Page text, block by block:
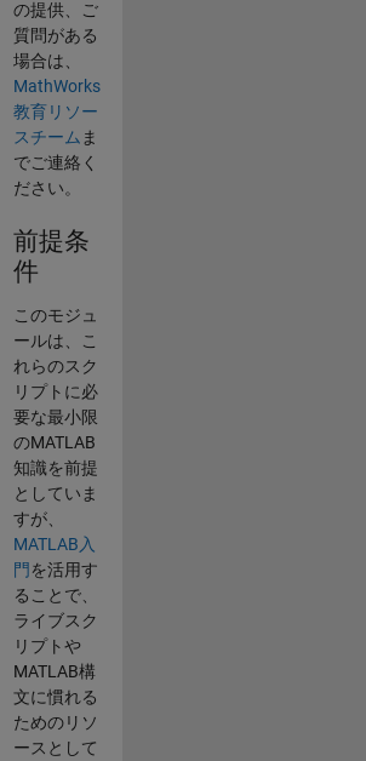
の提供、ご
質問がある
場合は、
MathWorks
教育リソー
スチーム ま
でご連絡く
ださい。
前提条
件
このモジュ
ールは、こ
れらのスク
リプトに必
要な最小限
のMATLAB
知識を前提
としていま
すが、
MATLAB入
門 を活用す
ることで、
ライブスク
リプトや
MATLAB構
文に慣れる
ためのリソ
ースとして